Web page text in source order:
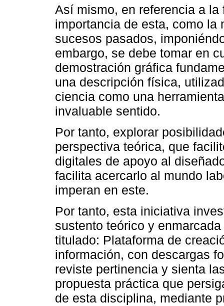
Así mismo, en referencia a
importancia de esta, como la
sucesos pasados,
embargo, se debe tomar en
demostración gráfica
una descripción física,
ciencia como una
invaluable sentido.
Por tanto, explorar
perspectiva teórica, que
digitales de apoyo al
facilita acercarlo al mundo
imperan en este.
Por tanto, esta iniciativa
sustento teórico y
titulado: Plataforma de
información, con descargas
reviste pertinencia y sienta
propuesta práctica que
de esta disciplina, mediante